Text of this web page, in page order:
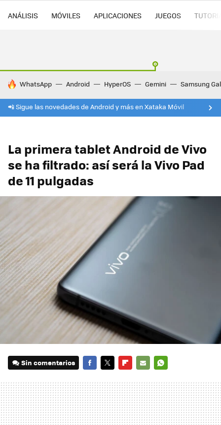
ANÁLISIS MÓVILES APLICACIONES JUEGOS
HOY SE HABLA DE
WhatsApp Android HyperOS Gemini Samsung
📲 Sigue las novedades de Android y más en Xataka Móvil
La primera tablet Android de Vivo
se ha filtrado: así será la Vivo Pad
de 11 pulgadas
Sin comentarios
MAIL